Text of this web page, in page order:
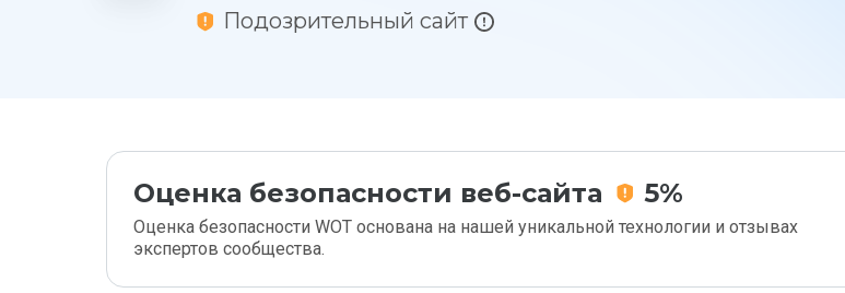
Подозрительный сайт
Оценка безопасности веб-сайта 5%
Оценка безопасности WOT основана на нашей уникальной технологии и отзывах
экспертов сообщества.